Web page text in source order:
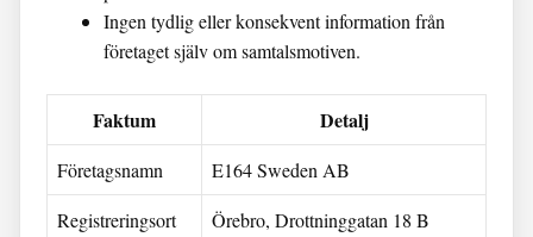
Ingen tydlig eller konsekvent information från
företaget själv om samtalsmotiven.
Faktum Detalj
Företagsnamn
E164 Sweden AB
Registreringsort
Örebro, Drottninggatan 18 B